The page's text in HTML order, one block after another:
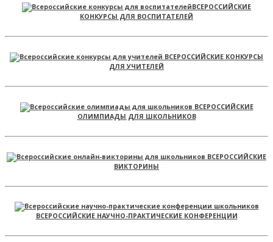
ВСЕРОССИЙСКИЕ
КОНКУРСЫ ДЛЯ ВОСПИТАТЕЛЕЙ
ВСЕРОССИЙСКИЕ КОНКУРСЫ
ДЛЯ УЧИТЕЛЕЙ
ВСЕРОССИЙСКИЕ
ОЛИМПИАДЫ ДЛЯ ШКОЛЬНИКОВ
ВСЕРОССИЙСКИЕ
ВИКТОРИНЫ
ВСЕРОССИЙСКИЕ НАУЧНО-ПРАКТИЧЕСКИЕ КОНФЕРЕНЦИИ